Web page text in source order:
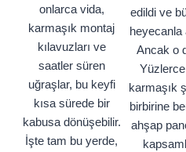
onlarca vida,
karmaşık montaj
kılavuzları ve
saatler süren
uğraşlar, bu keyfi
kısa sürede bir
kabusa dönüşebilir.
İşte tam bu yerde,
edildi ve
heyecanla
Ancak o
karmaşık
birbirine
ahşap